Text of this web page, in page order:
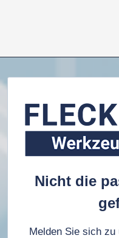
Nicht die
Melden Sie sich